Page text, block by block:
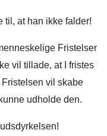
til, at han ikke falder!
Fristelser
vil tillade, at I fristes
vil skabe
udholde den.